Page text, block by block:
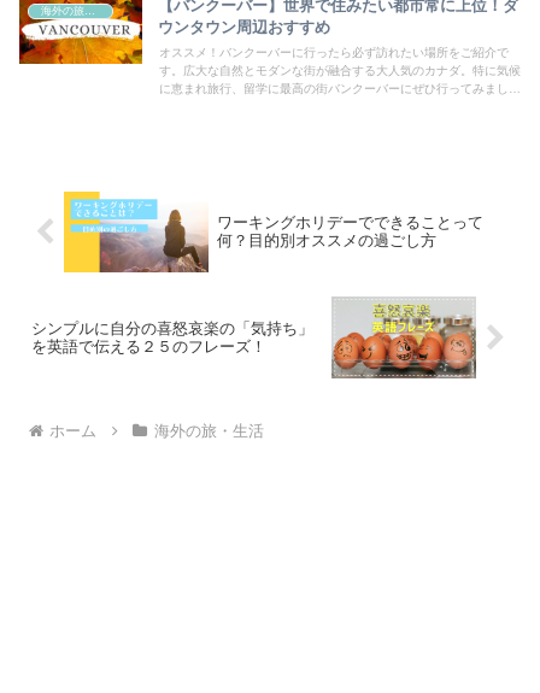
海外の旅・生活
【バンクーバー】世界で住みたい都市常に上位！ダ
ウンタウン周辺おすすめ
オススメ！バンクーバーに行ったら必ず訪れたい場所をご紹介で
す。広大な自然とモダンな街が融合する大人気のカナダ。特に気候
に恵まれ旅行、留学に最高の街バンクーバーにぜひ行ってみましょ
ワーキングホリデーでできることって
何？目的別オススメの過ごし方
シンプルに自分の喜怒哀楽の「気持ち」
を英語で伝える２５のフレーズ！
ホーム 海外の旅・生活